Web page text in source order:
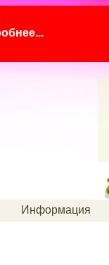
Информация